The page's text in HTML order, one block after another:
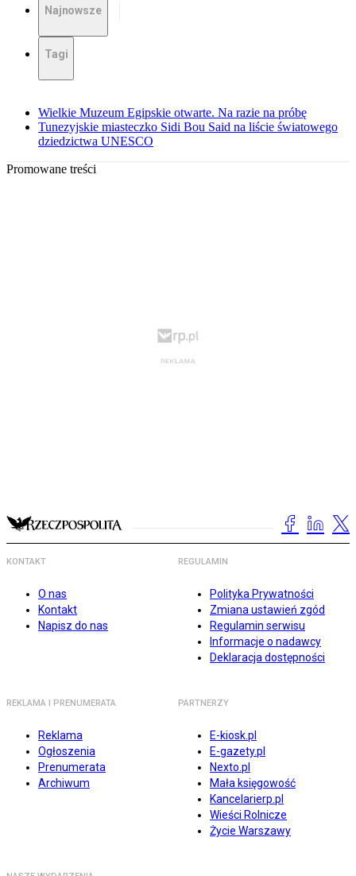
Najnowsze
Tagi
Wielkie Muzeum Egipskie otwarte. Na razie na próbę
Tunezyjskie miasteczko Sidi Bou Said na liście światowego
dziedzictwa UNESCO
Promowane treści
KONTAKT
O nas
Kontakt
Napisz do nas
REGULAMIN
Polityka Prywatności
Zmiana ustawień zgód
Regulamin serwisu
Informacje o nadawcy
Deklaracja dostępności
REKLAMA I PRENUMERATA
Reklama
Ogłoszenia
Prenumerata
Archiwum
PARTNERZY
E-kiosk.pl
E-gazety.pl
Nexto.pl
Mała księgowość
Kancelarierp.pl
Wieści Rolnicze
Życie Warszawy